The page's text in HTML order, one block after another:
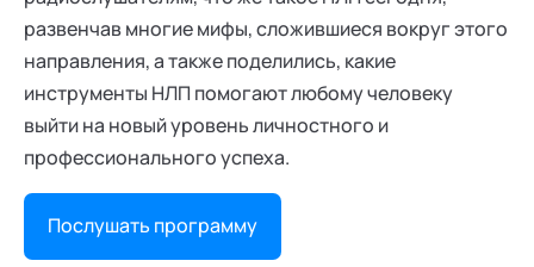
развенчав многие мифы, сложившиеся вокруг этого
направления, а также поделились, какие
инструменты НЛП помогают любому человеку
выйти на новый уровень личностного и
профессионального успеха.
Послушать программу